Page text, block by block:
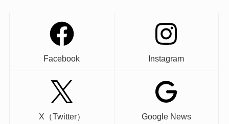
Facebook Instagram
X（Twitter） Google News